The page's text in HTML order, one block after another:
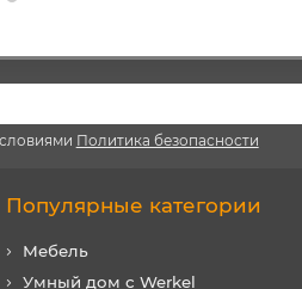
Политика безопасности
Популярные категории
Мебель
Умный дом с Werkel